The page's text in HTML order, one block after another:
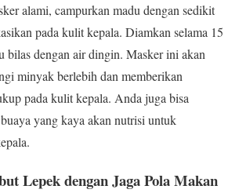
alami, campurkan madu dengan sedikit
pada kulit kepala. Diamkan selama 15
bilas dengan air dingin. Masker ini akan
minyak berlebih dan memberikan
pada kulit kepala. Anda juga bisa
yang kaya akan nutrisi untuk
Lepek denganJaga Pola Makan